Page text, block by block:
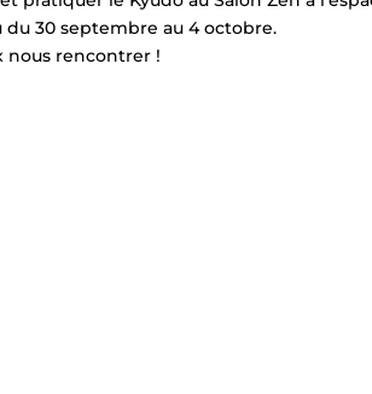
du 30 septembre au 4 octobre.
nous rencontrer !